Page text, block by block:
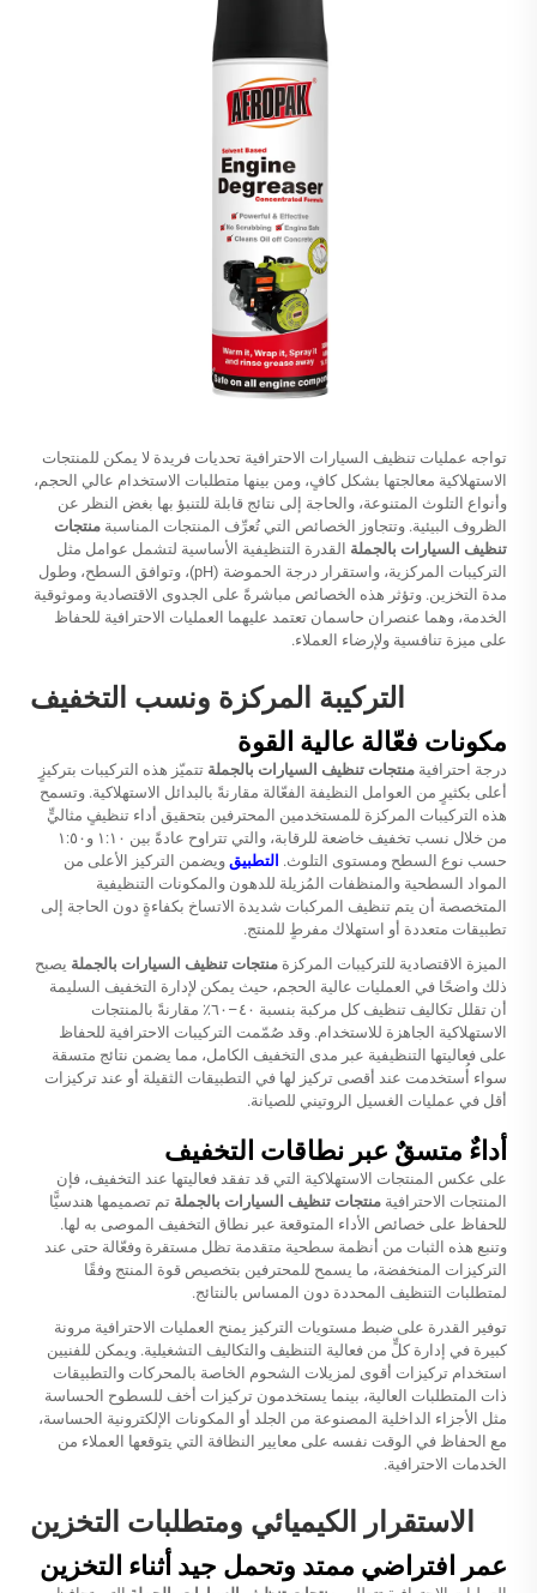
تواجه عمليات تنظيف السيارات الاحترافية تحديات فريدة لا يمكن للمنتجات
الاستهلاكية معالجتها بشكل كافٍ، ومن بينها متطلبات الاستخدام عالي الحجم،
وأنواع التلوث المتنوعة، والحاجة إلى نتائج قابلة للتنبؤ بها بغض النظر عن
الظروف البيئية. وتتجاوز الخصائص التي تُعرِّف المنتجات المناسبة منتجات
تنظيف السيارات بالجملة القدرة التنظيفية الأساسية لتشمل عوامل مثل
التركيبات المركزية، واستقرار درجة الحموضة (pH)، وتوافق السطح، وطول
مدة التخزين. وتؤثر هذه الخصائص مباشرةً على الجدوى الاقتصادية وموثوقية
الخدمة، وهما عنصران حاسمان تعتمد عليهما العمليات الاحترافية للحفاظ
على ميزة تنافسية ولإرضاء العملاء.
التركيبة المركزة ونسب التخفيف
مكونات فعّالة عالية القوة
درجة احترافية منتجات تنظيف السيارات بالجملة تتميّز هذه التركيبات بتركيزٍ
أعلى بكثيرٍ من العوامل النظيفة الفعّالة مقارنةً بالبدائل الاستهلاكية. وتسمح
هذه التركيبات المركزة للمستخدمين المحترفين بتحقيق أداء تنظيفٍ مثاليٍّ
من خلال نسب تخفيف خاضعة للرقابة، والتي تتراوح عادةً بين ١:١٠ و١:٥٠
حسب نوع السطح ومستوى التلوث. التطبيق ويضمن التركيز الأعلى من
المواد السطحية والمنظفات المُزيلة للدهون والمكونات التنظيفية
المتخصصة أن يتم تنظيف المركبات شديدة الاتساخ بكفاءةٍ دون الحاجة إلى
تطبيقات متعددة أو استهلاك مفرطٍ للمنتج.
الميزة الاقتصادية للتركيبات المركزة منتجات تنظيف السيارات بالجملة يصبح
ذلك واضحًا في العمليات عالية الحجم، حيث يمكن لإدارة التخفيف السليمة
أن تقلل تكاليف تنظيف كل مركبة بنسبة ٤٠–٦٠٪ مقارنةً بالمنتجات
الاستهلاكية الجاهزة للاستخدام. وقد صُمّمت التركيبات الاحترافية للحفاظ
على فعاليتها التنظيفية عبر مدى التخفيف الكامل، مما يضمن نتائج متسقة
سواء أُستخدمت عند أقصى تركيز لها في التطبيقات الثقيلة أو عند تركيزات
أقل في عمليات الغسيل الروتيني للصيانة.
أداءٌ متسقٌ عبر نطاقات التخفيف
على عكس المنتجات الاستهلاكية التي قد تفقد فعاليتها عند التخفيف، فإن
المنتجات الاحترافية منتجات تنظيف السيارات بالجملة تم تصميمها هندسيًّا
للحفاظ على خصائص الأداء المتوقعة عبر نطاق التخفيف الموصى به لها.
وتنبع هذه الثبات من أنظمة سطحية متقدمة تظل مستقرة وفعّالة حتى عند
التركيزات المنخفضة، ما يسمح للمحترفين بتخصيص قوة المنتج وفقًا
لمتطلبات التنظيف المحددة دون المساس بالنتائج.
توفير القدرة على ضبط مستويات التركيز يمنح العمليات الاحترافية مرونة
كبيرة في إدارة كلٍّ من فعالية التنظيف والتكاليف التشغيلية. ويمكن للفنيين
استخدام تركيزات أقوى لمزيلات الشحوم الخاصة بالمحركات والتطبيقات
ذات المتطلبات العالية، بينما يستخدمون تركيزات أخف للسطوح الحساسة
مثل الأجزاء الداخلية المصنوعة من الجلد أو المكونات الإلكترونية الحساسة،
مع الحفاظ في الوقت نفسه على معايير النظافة التي يتوقعها العملاء من
الخدمات الاحترافية.
الاستقرار الكيميائي ومتطلبات التخزين
عمر افتراضي ممتد وتحمل جيد أثناء التخزين